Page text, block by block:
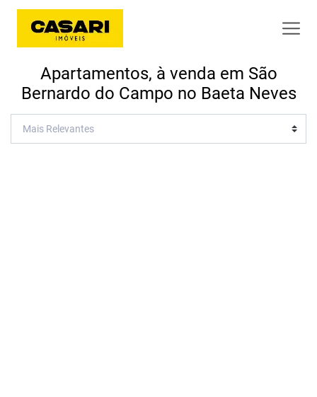
Apartamentos, à venda em São
Bernardo do Campo no Baeta Neves